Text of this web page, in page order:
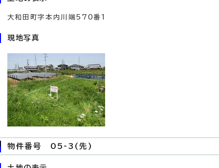
大和田町字本内川端570番1
現地写真
物件番号 05-3(先)